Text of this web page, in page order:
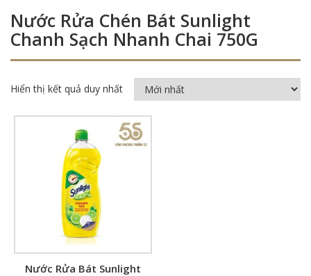
Nước Rửa Chén Bát Sunlight
Chanh Sạch Nhanh Chai 750G
Hiển thị kết quả duy nhất
Nước Rửa Bát Sunlight